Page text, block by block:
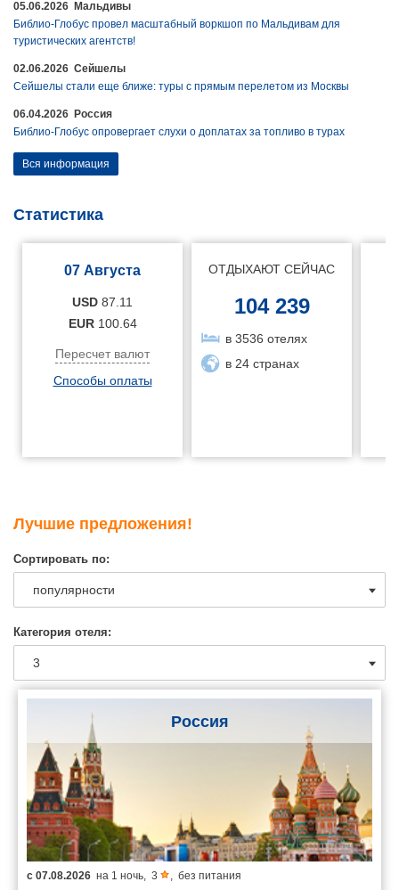
05.06.2026 Мальдивы
Библио-Глобус провел масштабный воркшоп по Мальдивам для
туристических агентств!
02.06.2026 Сейшелы
Сейшелы стали еще ближе: туры с прямым перелетом из Москвы
06.04.2026 Россия
Библио-Глобус опровергает слухи о доплатах за топливо в турах
Вся информация
Статистика
07 Августа
USD 87.11
EUR 100.64
Пересчет валют
Способы оплаты
ОТДЫХАЮТ СЕЙЧАС
104 239
в 3536 отелях
в 24 странах
Лучшие предложения!
Сортировать по:
Категория отеля:
Россия
с 07.08.2026 на 1 ночь, 3 , без питания